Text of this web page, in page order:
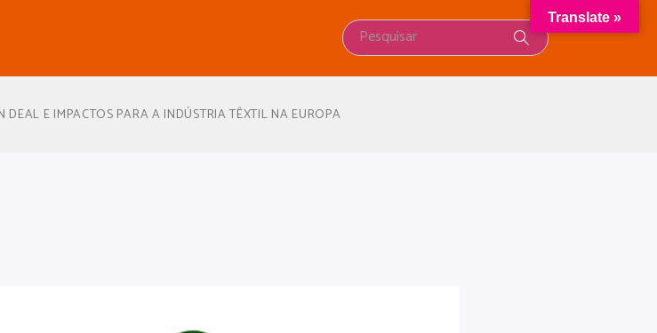
DEAL E IMPACTOS PARA A INDÚSTRIA TÊXTIL NA EUROPA
Translate »